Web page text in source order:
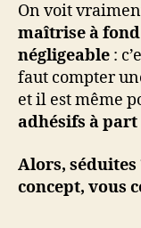
On voit
maîtrise à
négligeable :
faut compter
et il est même
adhésifs à part
Alors, séduites
concept, vous